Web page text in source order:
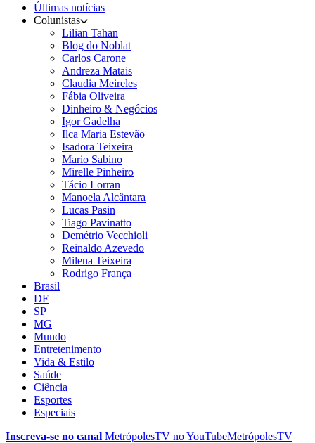
Últimas notícias
Colunistas
Lilian Tahan
Blog do Noblat
Carlos Carone
Andreza Matais
Claudia Meireles
Fábia Oliveira
Dinheiro & Negócios
Igor Gadelha
Ilca Maria Estevão
Isadora Teixeira
Mario Sabino
Mirelle Pinheiro
Tácio Lorran
Manoela Alcântara
Lucas Pasin
Tiago Pavinatto
Demétrio Vecchioli
Reinaldo Azevedo
Milena Teixeira
Rodrigo França
Brasil
DF
SP
MG
Mundo
Entretenimento
Vida & Estilo
Saúde
Ciência
Esportes
Especiais
Inscreva-se no canal MetrópolesTV noYouTubeMetrópolesTV